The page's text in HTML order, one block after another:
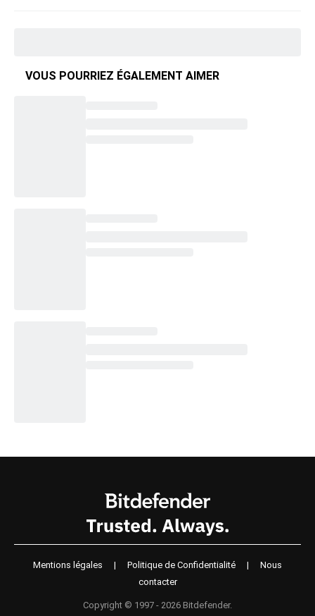
VOUS POURRIEZ ÉGALEMENT AIMER
Mentions légales | Politique de Confidentialité |
Nous
contacter
Copyright © 1997 - 2026 Bitdefender.